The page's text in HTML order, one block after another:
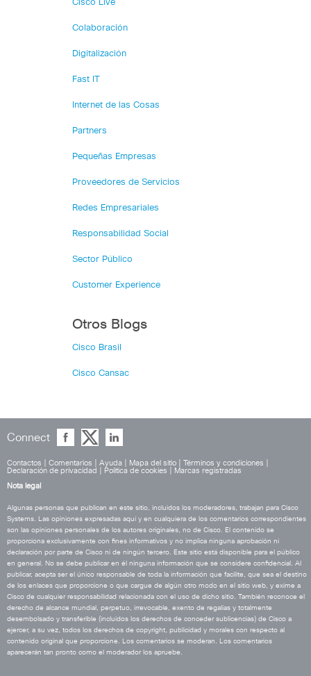
Cisco Live
Colaboración
Digitalización
Fast IT
Internet de las Cosas
Partners
Pequeñas Empresas
Proveedores de Servicios
Redes Empresariales
Responsabilidad Social
Sector Público
Customer Experience
Otros Blogs
Cisco Brasil
Cisco Cansac
Connect
Contactos Comentarios Ayuda Mapa del sitio Términos y condiciones
Declaración de privacidad
Política de cookies
Marcas registradas
Nota legal
Algunas personas que publican en este sitio, incluidos los moderadores, trabajan para Cisco
Systems. Las opiniones expresadas aquí y en cualquiera de los comentarios correspondientes
son las opiniones personales de los autores originales, no de Cisco. El contenido se
proporciona exclusivamente con fines informativos y no implica ninguna aprobación ni
declaración por parte de Cisco ni de ningún tercero. Este sitio está disponible para el público
en general. No se debe publicar en él ninguna información que se considere confidencial. Al
publicar, acepta ser el único responsable de toda la información que facilite, que sea el destino
de los enlaces que proporcione o que cargue de algún otro modo en el sitio web, y exime a
Cisco de cualquier responsabilidad relacionada con el uso de dicho sitio. También reconoce el
derecho de alcance mundial, perpetuo, irrevocable, exento de regalías y totalmente
desembolsado y transferible (incluidos los derechos de conceder sublicencias) de Cisco a
ejercer, a su vez, todos los derechos de copyright, publicidad y morales con respecto al
contenido original que proporcione. Los comentarios se moderan. Los comentarios
aparecerán tan pronto como el moderador los apruebe.